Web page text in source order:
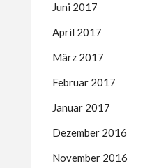
Juni 2017
April 2017
März 2017
Februar 2017
Januar 2017
Dezember 2016
November 2016